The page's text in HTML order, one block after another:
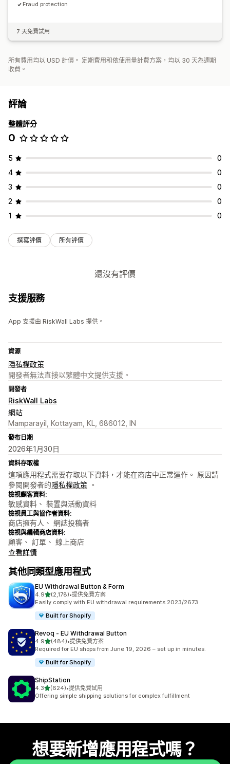
Fraud protection
7 天免費試用
所有費用均以 USD 計價。 定期費用和依使用量計費方案，均以 30 天為週期
收費。
評論
整體評分
0
5
0
4
0
3
0
2
0
1
0
撰寫評價 所有評價
還沒有評價
支援服務
App 支援由 RiskWall Labs 提供。
資源
隱私權政策
開發者無法直接以繁體中文提供支援。
開發者
RiskWall Labs
網站
Mamparayil, Kottayam, KL, 686012, IN
發布日期
2026年1月30日
資料存取權
這項應用程式需要存取以下資料，才能在商店中正常運作。 原因請
參閱開發者的隱私權政策 。
檢視顧客資料:
敏感資料、 裝置與活動資料
檢視員工與協作者資料:
商店擁有人、 網誌投稿者
檢視與編輯商店資料:
顧客、 訂單、 線上商店
查看詳情
其他同類型應用程式
EU Withdrawal Button & Form
4.9滿分 5 顆星
(2,178)
共有 2178 則評價
•提供免費方案
Easily comply with EU withdrawal requirements 2023/2673
Built for Shopify
Revoq ‑ EU Withdrawal Button
4.9滿分 5 顆星
(484)
共有 484 則評價
•提供免費方案
Required for EU shops from June 19, 2026 – set up in minutes.
Built for Shopify
ShipStation
4.3滿分 5 顆星
(624)
共有 624 則評價
•提供免費試用
Offering simple shipping solutions for complex fulfillment
想要新增應用程式嗎？